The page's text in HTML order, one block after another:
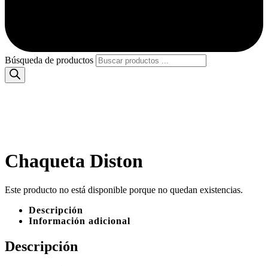
Búsqueda de productos
Chaqueta Diston
Este producto no está disponible porque no quedan existencias.
Descripción
Información adicional
Descripción